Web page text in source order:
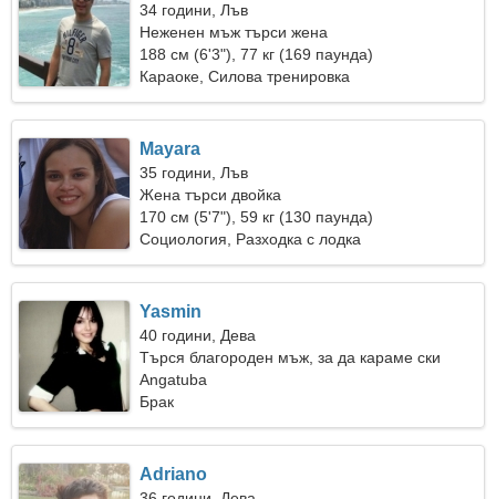
34 години, Лъв
Неженен мъж търси жена
188 см (6'3"), 77 кг (169 паунда)
Караоке, Силова тренировка
Mayara
35 години, Лъв
Жена търси двойка
170 см (5'7"), 59 кг (130 паунда)
Социология, Разходка с лодка
Yasmin
40 години, Дева
Търся благороден мъж, за да караме ски
заедно
Angatuba
Брак
Adriano